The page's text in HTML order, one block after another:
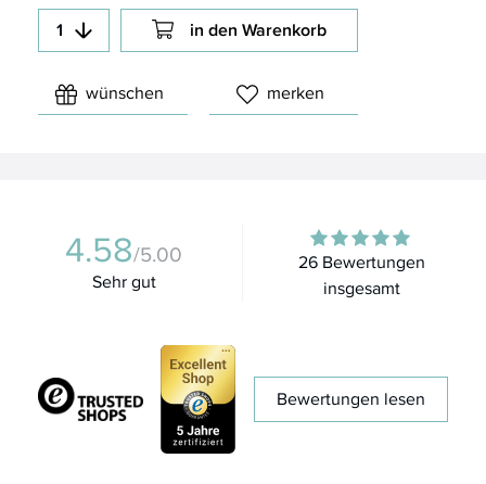
in den Warenkorb
wünschen merken
4.58/5.00
Sehr gut
26 Bewertungen
insgesamt
Bewertungen lesen